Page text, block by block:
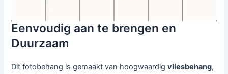
Eenvoudig aan te brengen en
Duurzaam
Dit fotobehang is gemaakt van hoogwaardigvliesbehang,